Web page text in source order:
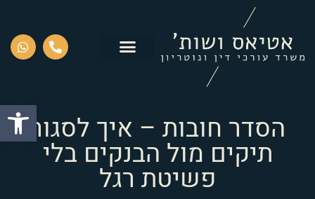
פתח הסדר חובות – איך לסגור
תיקים מול הבנקים בלי
פשיטת רגל